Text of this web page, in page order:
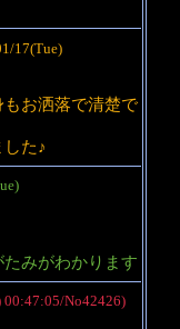
17(Tue)
お洒落で清楚で
た♪
みがわかります
No42426)